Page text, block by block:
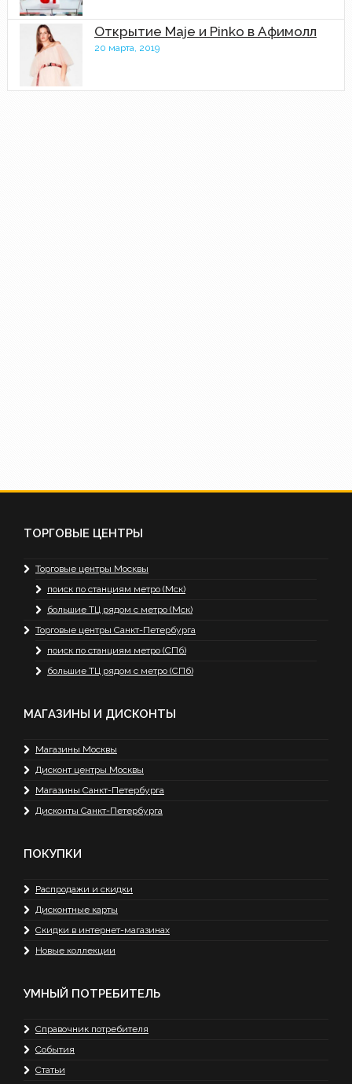
Открытие Maje и Pinko в Афимолл
20 марта, 2019
ТОРГОВЫЕ ЦЕНТРЫ
Торговые центры Москвы
поиск по станциям метро (Мск)
большие ТЦ рядом с метро (Мск)
Торговые центры Санкт-Петербурга
поиск по станциям метро (СПб)
большие ТЦ рядом с метро (СПб)
МАГАЗИНЫ И ДИСКОНТЫ
Магазины Москвы
Дисконт центры Москвы
Магазины Санкт-Петербурга
Дисконты Санкт-Петербурга
ПОКУПКИ
Распродажи и скидки
Дисконтные карты
Скидки в интернет-магазинах
Новые коллекции
УМНЫЙ ПОТРЕБИТЕЛЬ
Справочник потребителя
События
Статьи